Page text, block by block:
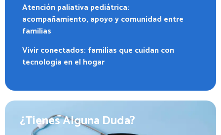
Atención paliativa pediátrica:
acompañamiento, apoyo y comunidad entre
familias
Vivir conectados: familias que cuidan con
tecnología en el hogar
¿Tienes Alguna Duda?